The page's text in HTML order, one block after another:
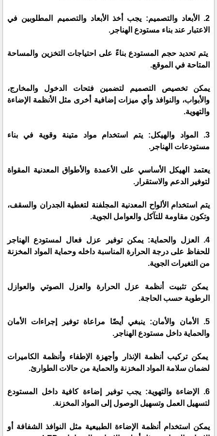
2. الأبعاد والتصميم: يجب أخذ الأبعاد والتصميم المطلوبين في
الاعتبار عند بناء مستودع الهناجر.
يتم تحديد حجم المستودع بناءً على احتياجات التخزين والمساحة
المتاحة في الموقع.
يمكن تخصيص التصميم لتضمين فتحات الدخول والمخارج،
والأبواب، والنوافذ وأي ميزات إضافية أخرى مثل الأنظمة الإضاءة
والتهوية.
3. المواد والهيكل: يتم استخدام مواد متينة وقوية في بناء
مستودعات الهناجر.
يعتمد الهيكل الأساسي على الأعمدة والأطواق المعدنية المقواة
لتوفير الدعم والاستقرار.
يتم استخدام الألواح المعدنية المجلفنة لتغطية الجدران والسقف،
وتكون مقاومة للتآكل والعوامل الجوية.
4. العزل والحماية: يمكن توفير عزل فعال لمستودع الهناجر
للحفاظ على درجة الحرارة المناسبة داخله وحماية المواد المخزنة
من التغيرات الجوية.
يمكن تثبيت أنظمة عزل الحرارة والعزل الصوتي والعوازل
الرطوبة حسب الحاجة.
5. الأمان والأمان: ينبغي أيضًا مراعاة توفير إجراءات الأمان
والحماية داخل مستودع الهناجر.
يمكن تركيب أنظمة الإنذار وأجهزة الإطفاء وأنظمة الكاميرات
لضمان سلامة المواد المخزنة والحماية من حالات الطوارئ.
6. الإضاءة والتهوية: يجب توفير إضاءة كافية داخل المستودع
لتسهيل العمل وتسهيل الوصول إلى المواد المخزنة.
يمكن استخدام أنظمة الإضاءة الطبيعية مثل النوافذ الشفافة أو